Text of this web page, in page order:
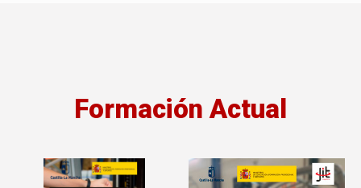
Formación Actual